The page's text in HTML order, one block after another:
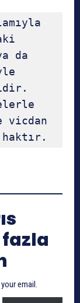
da
vicdan
haktır.
email.